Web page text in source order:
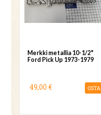
Merkki metallia 10-1/2"
Ford Pick Up 1973-1979
49,00 € OSTA